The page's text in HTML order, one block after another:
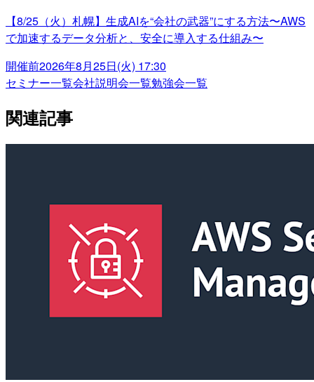
【8/25（火）札幌】生成AIを“会社の武器”にする方法〜AWS
で加速するデータ分析と、安全に導入する仕組み〜
開催前2026年8月25日(火) 17:30
セミナー一覧会社説明会一覧勉強会一覧
関連記事